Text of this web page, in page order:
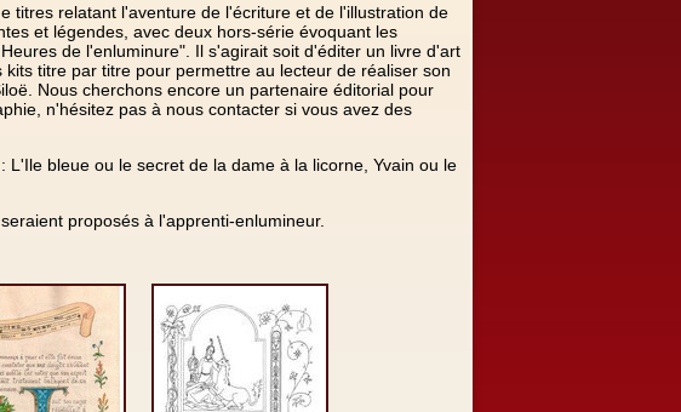
titres relatant l'aventure de l'écriture et de l'illustration de
et légendes, avec deux hors-série évoquant les
de l'enluminure". Il s'agirait soit d'éditer un livre d'art
titre par titre pour permettre au lecteur de réaliser son
Nous cherchons encore un partenaire éditorial pour
n'hésitez pas à nous contacter si vous avez des
bleue ou le secret de la dame à la licorne, Yvain ou le
proposés à l'apprenti-enlumineur.